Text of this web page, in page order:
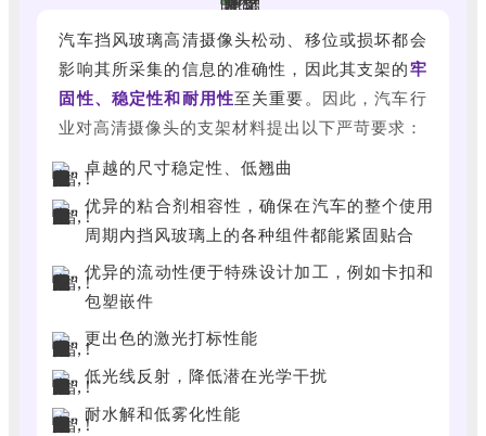
汽车挡风玻璃高清摄像头松动、移位或损坏都会
影响其所采集的信息的准确性，因此其支架的牢
固性、稳定性和耐用性至关重要。
因此，汽车行
业对高清摄像头的支架材料提出以下严苛要求：
卓越的尺寸稳定性、低翘曲
优异的粘合剂相容性，确保在汽车的整个使用
周期内挡风玻璃上的各种组件都能紧固贴合
优异的流动性便于特殊设计加工，例如卡扣和
包塑嵌件
更出色的激光打标性能
低光线反射，降低潜在光学干扰
耐水解和低雾化性能